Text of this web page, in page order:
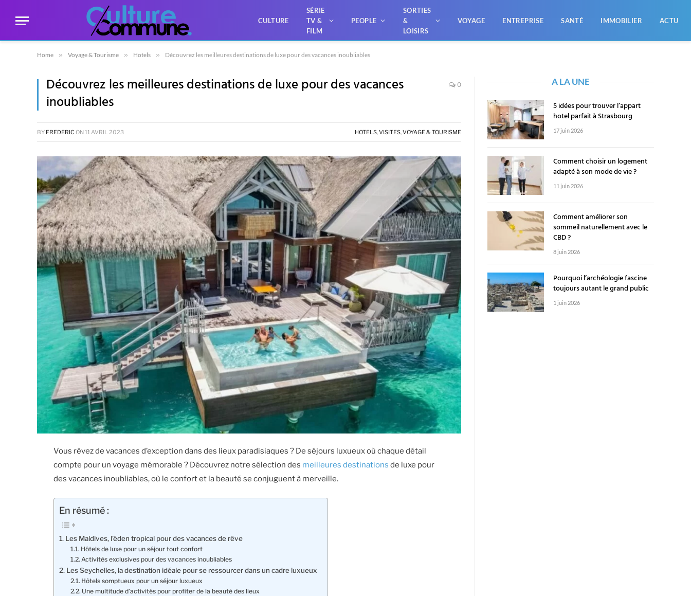
CULTURE
SÉRIE
TV &
FILM
PEOPLE
SORTIES
&
LOISIRS
VOYAGE ENTREPRISE SANTÉ IMMOBILIER ACTU
Home » Voyage & Tourisme » Hotels » Découvrez les meilleures destinations de luxe pour des vacances inoubliables
Découvrez les meilleures destinations de luxe pour des vacances
inoubliables
0
BY FREDERIC ON 11 AVRIL 2023 HOTELS,VISITES,VOYAGE & TOURISME
Vous rêvez de vacances d’exception dans des lieux paradisiaques ? De séjours luxueux où chaque détail
compte pour un voyage mémorable ? Découvrez notre sélection des meilleures destinations de luxe pour
des vacances inoubliables, où le confort et la beauté se conjuguent à merveille.
En résumé :
Les Maldives, l’éden tropical pour des vacances de rêve
Hôtels de luxe pour un séjour tout confort
Activités exclusives pour des vacances inoubliables
Les Seychelles, la destination idéale pour se ressourcer dans un cadre luxueux
Hôtels somptueux pour un séjour luxueux
Une multitude d’activités pour profiter de la beauté des lieux
A LA UNE
5 idées pour trouver l’appart
hotel parfait à Strasbourg
17 juin 2026
Comment choisir un logement
adapté à son mode de vie ?
11 juin 2026
Comment améliorer son
sommeil naturellement avec le
CBD ?
8 juin 2026
Pourquoi l’archéologie fascine
toujours autant le grand public
1 juin 2026